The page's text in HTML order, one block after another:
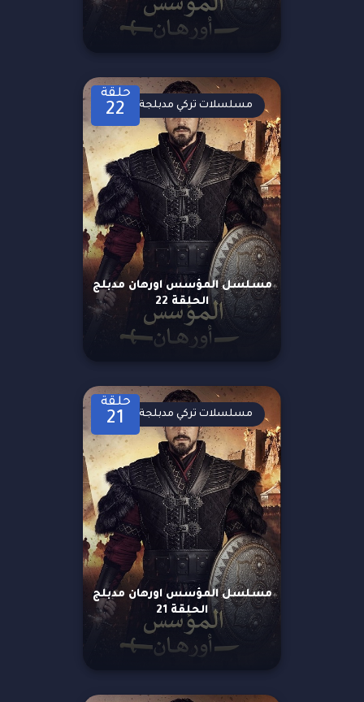
حلقة
22
مسلسل المؤسس اورهان مدبلج
الحلقة 22
مسلسلات تركي مدبلجة
حلقة
21
مسلسل المؤسس اورهان مدبلج
الحلقة 21
مسلسلات تركي مدبلجة